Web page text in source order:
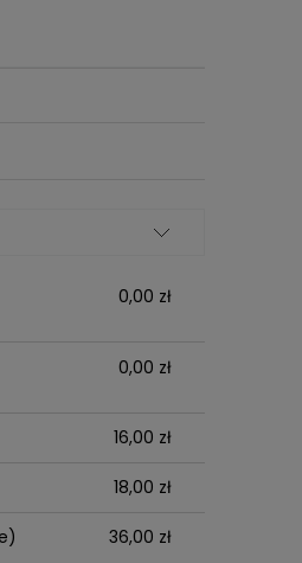
0,00 zł
0,00 zł
16,00 zł
18,00 zł
36,00 zł